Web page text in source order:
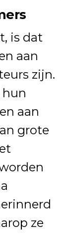
is dat
aan
zijn.
aan
grote
ze